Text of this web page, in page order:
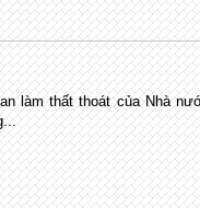
làm thất thoát của Nhà